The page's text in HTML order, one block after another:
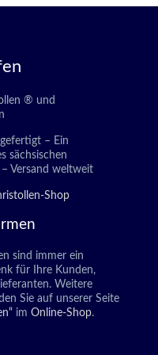
® und
– Ein
sächsischen
Versand weltweit
Shop
sind immer ein
für Ihre Kunden,
Weitere
Sie auf unserer Seite
im Online-Shop.